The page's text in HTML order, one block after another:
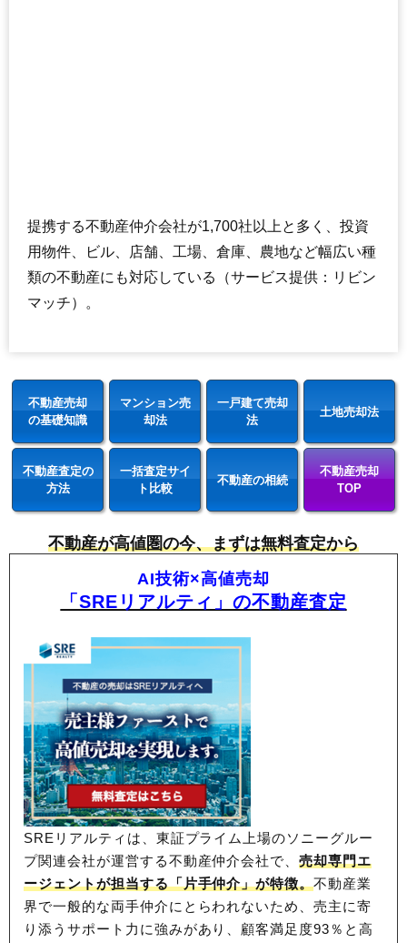
提携する不動産仲介会社が1,700社以上と多く、投資
用物件、ビル、店舗、工場、倉庫、農地など幅広い種
類の不動産にも対応している（サービス提供：リビン
マッチ）。
不動産売却
の基礎知識
マンション売
却法
一戸建て売却
法
土地売却法
不動産査定の
方法
一括査定サイ
ト比較
不動産の相続
不動産売却
TOP
不動産が高値圏の今、まずは無料査定から
AI技術×高値売却
「SREリアルティ」の不動産査定
SREリアルティは、東証プライム上場のソニーグルー
プ関連会社が運営する不動産仲介会社で、売却専門エ
ージェントが担当する「片手仲介」が特徴。不動産業
界で一般的な両手仲介にとらわれないため、売主に寄
り添うサポート力に強みがあり、顧客満足度93％と高